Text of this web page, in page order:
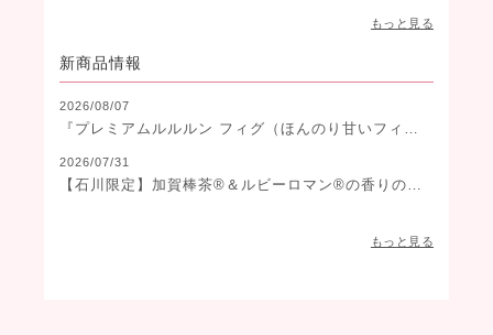
もっと見る
新商品情報
2026/08/07
『プレミアムルルルン フィグ（ほんのり甘いフィグ
2026/07/31
【石川限定】加賀棒茶®️＆ルビーロマン®️の香りのフ
もっと見る